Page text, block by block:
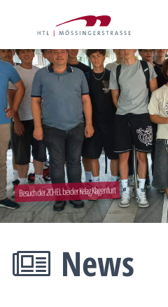
Besuch der 2CHEL bei der Kelag Klagenfurt
News